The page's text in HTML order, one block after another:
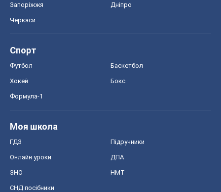
Запоріжжя Дніпро
Черкаси
Спорт
Футбол Баскетбол
Хокей Бокс
Формула-1
Моя школа
ГДЗ Підручники
Онлайн уроки ДПА
ЗНО НМТ
СНД посібники